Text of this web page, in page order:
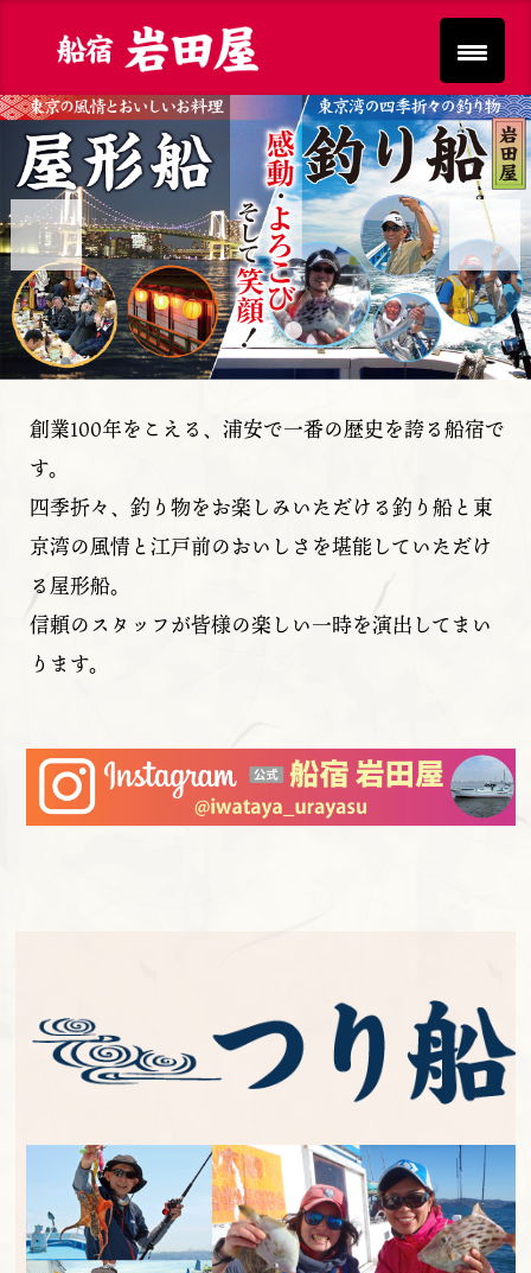
Previous Next
創業100年をこえる、浦安で一番の歴史を誇る船宿で
す。
四季折々、釣り物をお楽しみいただける釣り船と東
京湾の風情と江戸前のおいしさを堪能していただけ
る屋形船。
信頼のスタッフが皆様の楽しい一時を演出してまい
ります。